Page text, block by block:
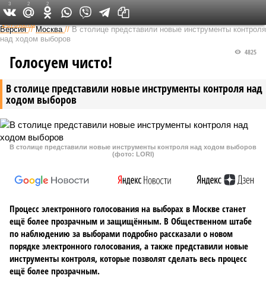
Федеральный выпуск
Версия //Москва //В столице представили новые инструменты контроля
над ходом выборов
В столице представили новые инструменты контроля над
ходом выборов
4825
Голосуем чисто!
В столице представили новые инструменты контроля над ходом выборов
(фото: LORI)
Процесс электронного голосования на выборах в Москве станет
ещё более прозрачным и защищённым. В Общественном штабе
по наблюдению за выборами подробно рассказали о новом
порядке электронного голосования, а также представили новые
инструменты контроля, которые позволят сделать весь процесс
ещё более прозрачным.
3 2 2